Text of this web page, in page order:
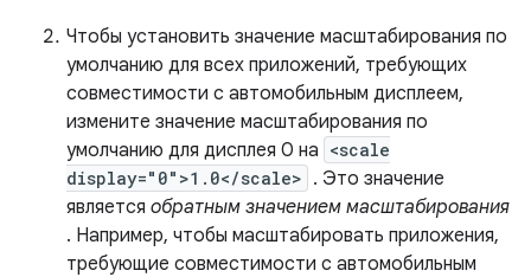
Чтобы установить значение масштабирования по
умолчанию для всех приложений, требующих
совместимости с автомобильным дисплеем,
измените значение масштабирования по
умолчанию для дисплея 0 на <scale
display="0">1.0</scale> . Это значение
является обратным значением масштабирования
. Например, чтобы масштабировать приложения,
требующие совместимости с автомобильным